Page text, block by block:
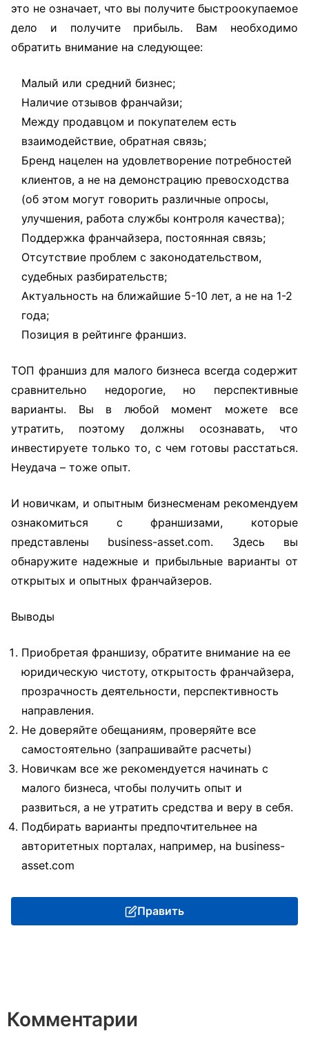
это не означает, что вы получите быстроокупаемое
дело и получите прибыль. Вам необходимо
обратить внимание на следующее:
Малый или средний бизнес;
Наличие отзывов франчайзи;
Между продавцом и покупателем есть
взаимодействие, обратная связь;
Бренд нацелен на удовлетворение потребностей
клиентов, а не на демонстрацию превосходства
(об этом могут говорить различные опросы,
улучшения, работа службы контроля качества);
Поддержка франчайзера, постоянная связь;
Отсутствие проблем с законодательством,
судебных разбирательств;
Актуальность на ближайшие 5-10 лет, а не на 1-2
года;
Позиция в рейтинге франшиз.
ТОП франшиз для малого бизнеса всегда содержит
сравнительно недорогие, но перспективные
варианты. Вы в любой момент можете все
утратить, поэтому должны осознавать, что
инвестируете только то, с чем готовы расстаться.
Неудача – тоже опыт.
И новичкам, и опытным бизнесменам рекомендуем
ознакомиться с франшизами, которые
представлены business-asset.com. Здесь вы
обнаружите надежные и прибыльные варианты от
открытых и опытных франчайзеров.
Выводы
Приобретая франшизу, обратите внимание на ее
юридическую чистоту, открытость франчайзера,
прозрачность деятельности, перспективность
направления.
Не доверяйте обещаниям, проверяйте все
самостоятельно (запрашивайте расчеты)
Новичкам все же рекомендуется начинать с
малого бизнеса, чтобы получить опыт и
развиться, а не утратить средства и веру в себя.
Подбирать варианты предпочтительнее на
авторитетных порталах, например, на business-
asset.com
Править
Комментарии